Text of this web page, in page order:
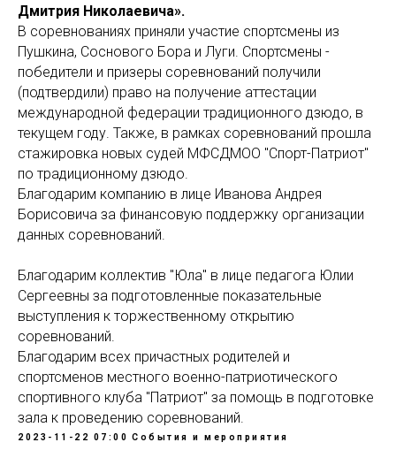
Дмитрия Николаевича».
В соревнованиях приняли участие спортсмены из
Пушкина, Соснового Бора и Луги. Спортсмены -
победители и призеры соревнований получили
(подтвердили) право на получение аттестации
международной федерации традиционного дзюдо, в
текущем году. Также, в рамках соревнований прошла
стажировка новых судей МФСДМОО "Спорт-Патриот"
по традиционному дзюдо.
Благодарим компанию в лице Иванова Андрея
Борисовича за финансовую поддержку организации
данных соревнований.
Благодарим коллектив "Юла" в лице педагога Юлии
Сергеевны за подготовленные показательные
выступления к торжественному открытию
соревнований.
Благодарим всех причастных родителей и
спортсменов местного военно-патриотического
спортивного клуба "Патриот" за помощь в подготовке
зала к проведению соревнований.
2023-11-22 07:00 События и мероприятия